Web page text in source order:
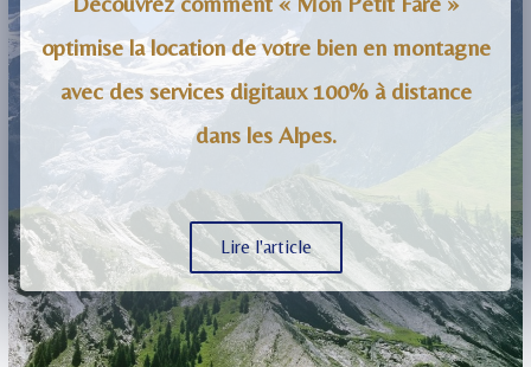
optimise la location de votre bien en montagne
avec des services digitaux 100% à distance
dans les Alpes.
Lire l'article